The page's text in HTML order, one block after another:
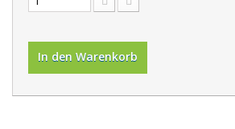
In den Warenkorb